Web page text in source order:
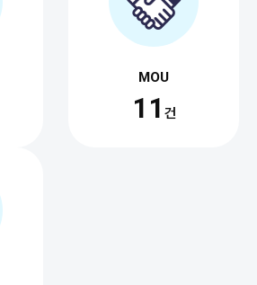
MOU
11 건